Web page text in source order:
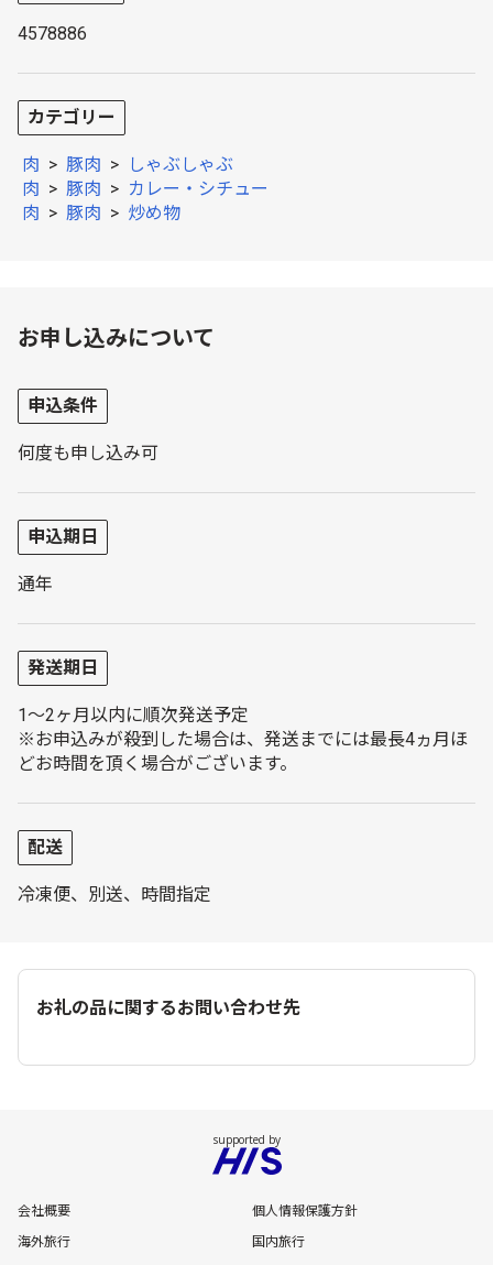
4578886
カテゴリー
肉 > 豚肉 > しゃぶしゃぶ
肉 > 豚肉 > カレー・シチュー
肉 > 豚肉 > 炒め物
お申し込みについて
申込条件
何度も申し込み可
申込期日
通年
発送期日
1～2ヶ月以内に順次発送予定
※お申込みが殺到した場合は、発送までには最長4ヵ月ほ
どお時間を頂く場合がございます。
配送
冷凍便、別送、時間指定
お礼の品に関するお問い合わせ先
会社概要
個人情報保護方針
海外旅行
国内旅行